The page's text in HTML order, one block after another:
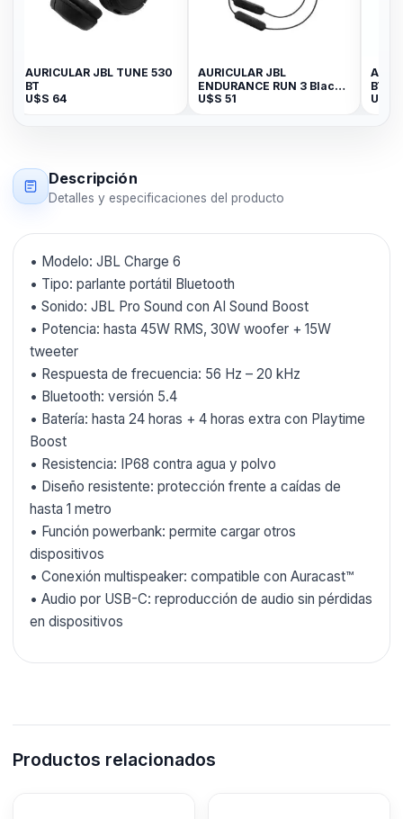
AURICULAR JBL TUNE 530
BT
U$S64
AURICULAR JBL
ENDURANCE RUN 3 Black
Lime
U$S51
BT
U$S
Descripción
Detalles y especificaciones del producto
• Modelo: JBL Charge 6
• Tipo: parlante portátil Bluetooth
• Sonido: JBL Pro Sound con AI Sound Boost
• Potencia: hasta 45W RMS, 30W woofer + 15W
tweeter
• Respuesta de frecuencia: 56 Hz – 20 kHz
• Bluetooth: versión 5.4
• Batería: hasta 24 horas + 4 horas extra con Playtime
Boost
• Resistencia: IP68 contra agua y polvo
• Diseño resistente: protección frente a caídas de
hasta 1 metro
• Función powerbank: permite cargar otros
dispositivos
• Conexión multispeaker: compatible con Auracast™
• Audio por USB-C: reproducción de audio sin pérdidas
en dispositivos
Productos relacionados